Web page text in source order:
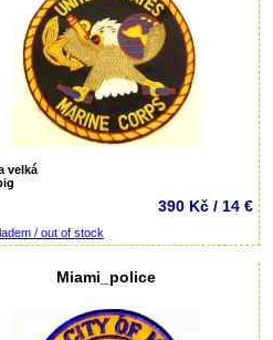
velká
390 Kč / 14 €
/ out of stock
Miami_police